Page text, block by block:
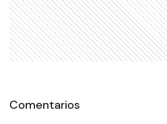
Comentarios